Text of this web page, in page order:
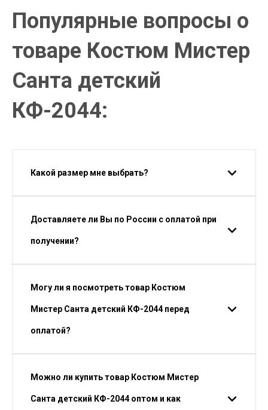
Популярные вопросы о
товаре Костюм Мистер
Санта детский
КФ-2044:
Какой размер мне выбрать?
Доставляете ли Вы по России с оплатой при
получении?
Могу ли я посмотреть товар Костюм
Мистер Санта детский КФ-2044 перед
оплатой?
Можно ли купить товар Костюм Мистер
Санта детский КФ-2044 оптом и как